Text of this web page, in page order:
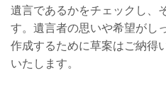
遺言であるかをチェックし、
す。遺言者の思いや希望がし
作成するために草案はご納得
いたします。